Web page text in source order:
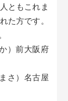
ともこれま
た方です。
）前大阪府
さ）名古屋